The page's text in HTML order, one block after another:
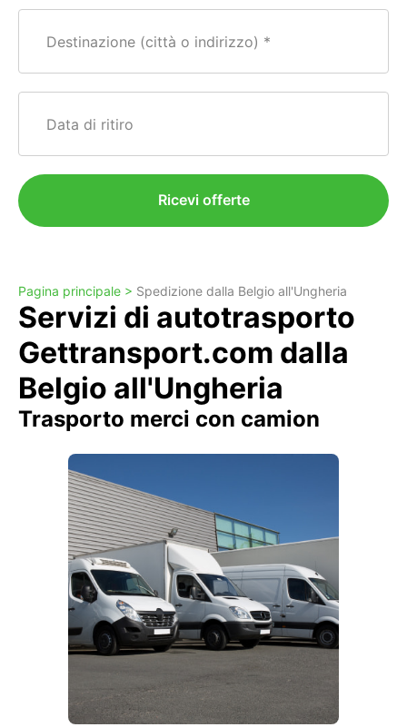
Destinazione (città o indirizzo)
Data di ritiro
Ricevi offerte
Pagina principale > Spedizione dalla Belgio all'Ungheria
Servizi di autotrasporto
Gettransport.com dalla
Belgio all'Ungheria
Trasporto merci con camion